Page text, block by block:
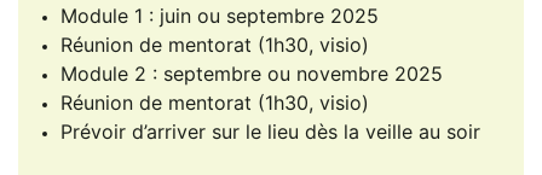
Module 1 : juin ou septembre 2025
Réunion de mentorat (1h30, visio)
Module 2 : septembre ou novembre 2025
Réunion de mentorat (1h30, visio)
Prévoir d’arriver sur le lieu dès la veille au soir